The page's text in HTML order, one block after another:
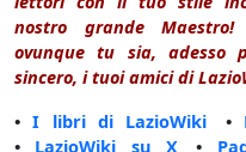
nostro grande Maestro!
ovunque tu sia, adesso
sincero, i tuoi amici di
•I libri di LazioWiki •
• LazioWiki su X •